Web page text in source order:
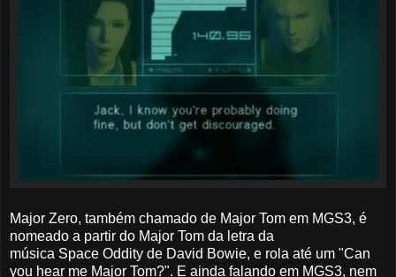
Major Zero, também chamado de Major Tom em MGS3, é
nomeado a partir do Major Tom da letra da
música Space Oddity de David Bowie, e rola até um "Can
you hear me Major Tom?". E ainda falando em MGS3, nem